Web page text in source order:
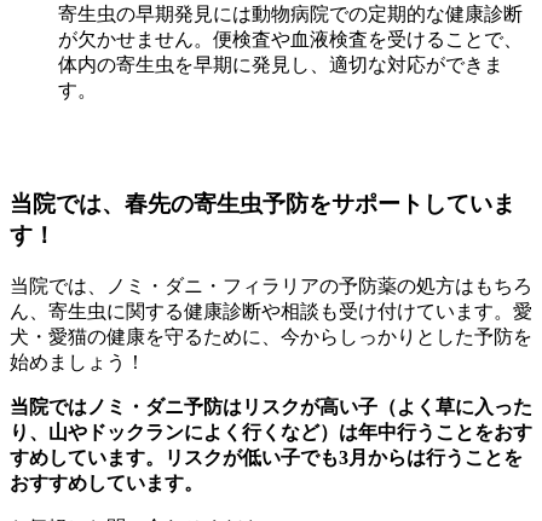
寄生虫の早期発見には動物病院での定期的な健康診断
が欠かせません。便検査や血液検査を受けることで、
体内の寄生虫を早期に発見し、適切な対応ができま
す。
当院では、春先の寄生虫予防をサポートしていま
す！
当院では、ノミ・ダニ・フィラリアの予防薬の処方はもちろ
ん、寄生虫に関する健康診断や相談も受け付けています。愛
犬・愛猫の健康を守るために、今からしっかりとした予防を
始めましょう！
当院ではノミ・ダニ予防はリスクが高い子（よく草に入った
り、山やドックランによく行くなど）は年中行うことをおす
すめしています。リスクが低い子でも3月からは行うことを
おすすめしています。